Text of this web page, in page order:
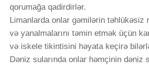
qorumağa qadirdirlər.
Limanlarda onlar gəmilərin təhlükəsiz
və yanalmalarını təmin etmək üçün
və iskele tikintisini həyata keçirə
Dəniz sularında onlar həmçinin dəniz